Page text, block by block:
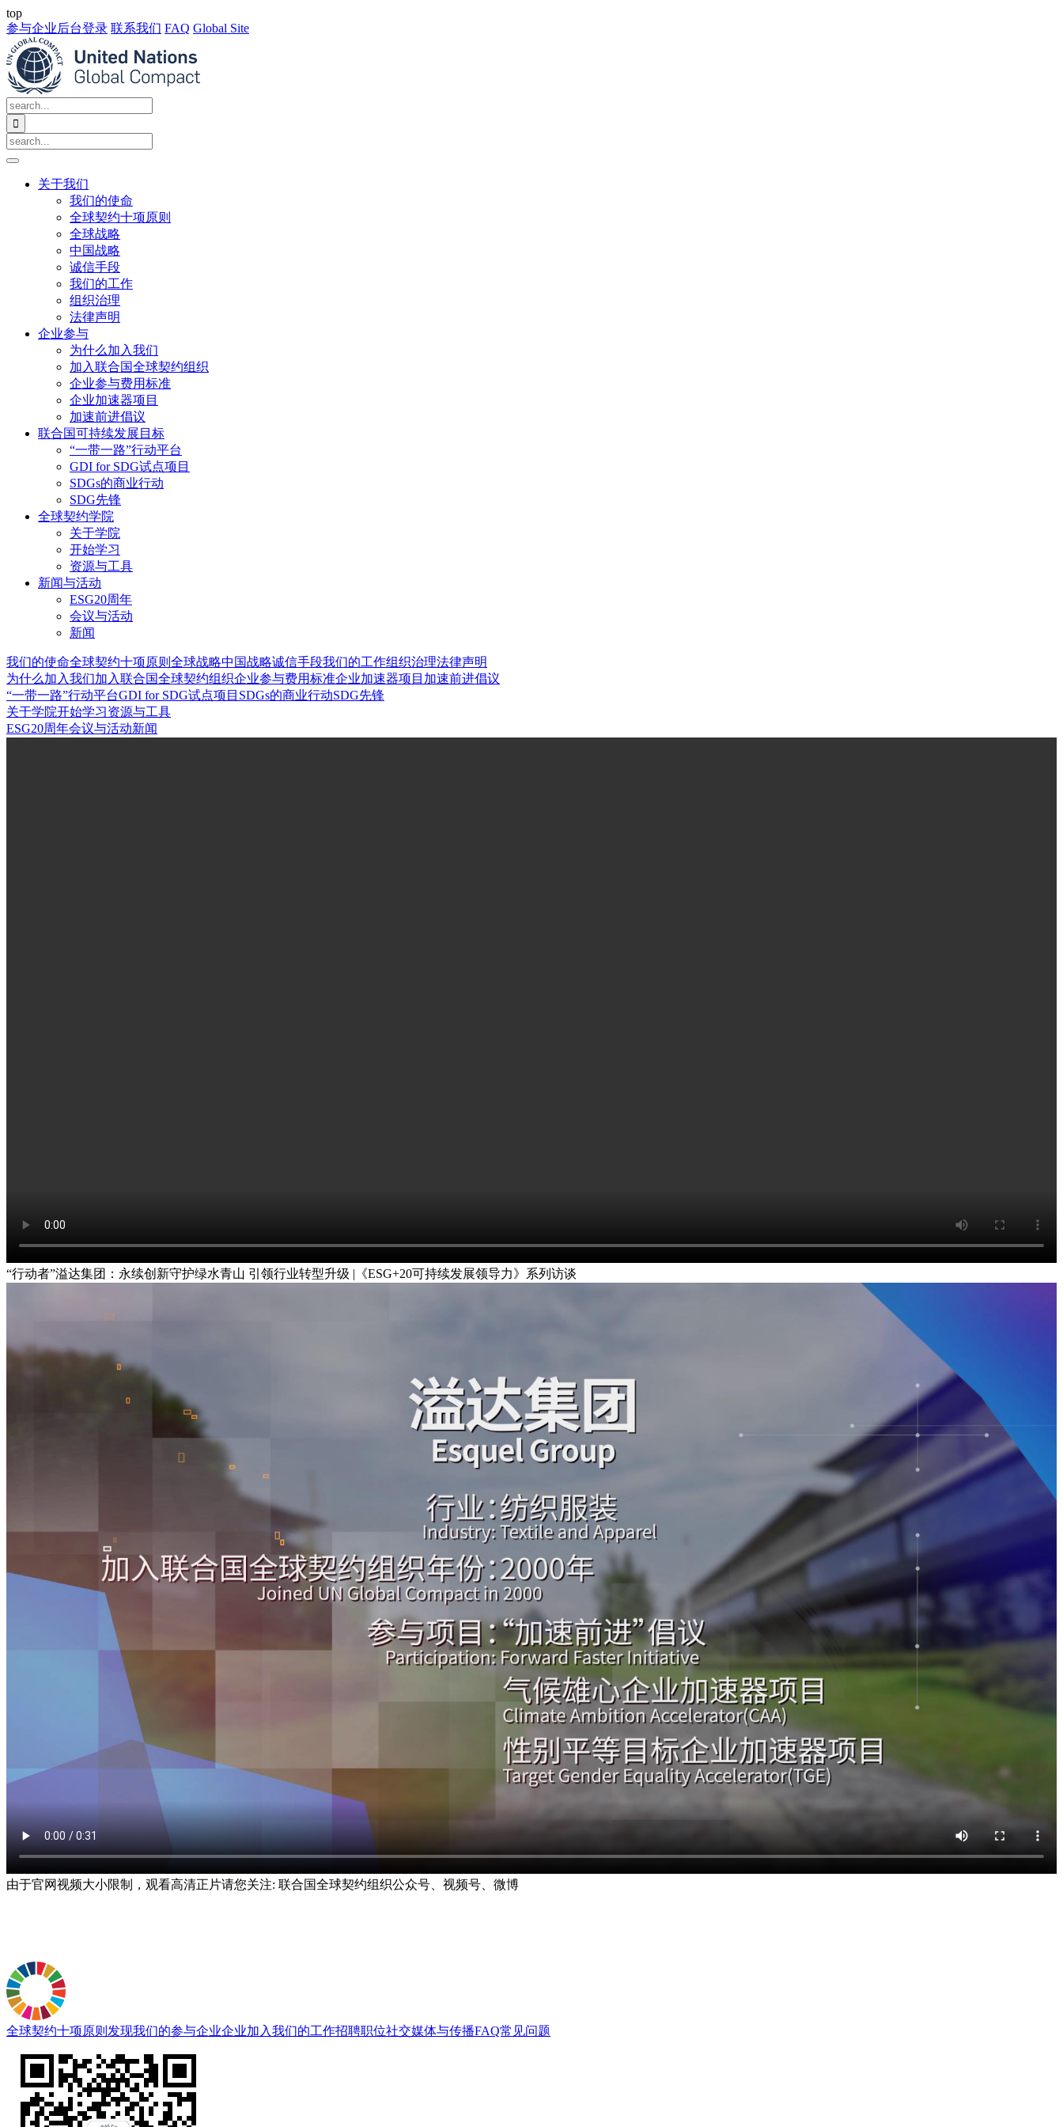
top
参与企业后台登录 联系我们 FAQ Global Site

关于我们
我们的使命
全球契约十项原则
全球战略
中国战略
诚信手段
我们的工作
组织治理
法律声明
企业参与
为什么加入我们
加入联合国全球契约组织
企业参与费用标准
企业加速器项目
加速前进倡议
联合国可持续发展目标
“一带一路”行动平台
GDI for SDG试点项目
SDGs的商业行动
SDG先锋
全球契约学院
关于学院
开始学习
资源与工具
新闻与活动
ESG20周年
会议与活动
新闻
我们的使命全球契约十项原则 全球战略中国战略诚信手段我们的工作组织治理法律声明
为什么加入我们加入联合国全球契约组织企业参与费用标准企业加速器项目 加速前进倡议
“一带一路”行动平台GDI for SDG试点项目 SDGs的商业行动SDG先锋
关于学院开始学习资源与工具
ESG20周年会议与活动新闻
“行动者”溢达集团：永续创新守护绿水青山 引领行业转型升级 |《ESG+20可持续发展领导力》系列访谈
由于官网视频大小限制，观看高清正片请您关注: 联合国全球契约组织公众号、视频号、微博
全球契约十项原则 发现我们的参与企业企业加入我们的工作招聘职位社交媒体与传播FAQ常见问题